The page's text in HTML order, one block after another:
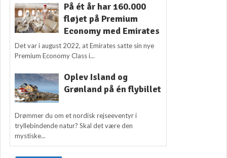
På ét år har 160.000
fløjet på Premium
Economy med Emirates
Det var i august 2022, at Emirates satte sin nye
Premium Economy Class i...
Oplev Island og
Grønland på én flybillet
Drømmer du om et nordisk rejseeventyr i
tryllebindende natur? Skal det være den
mystiske...